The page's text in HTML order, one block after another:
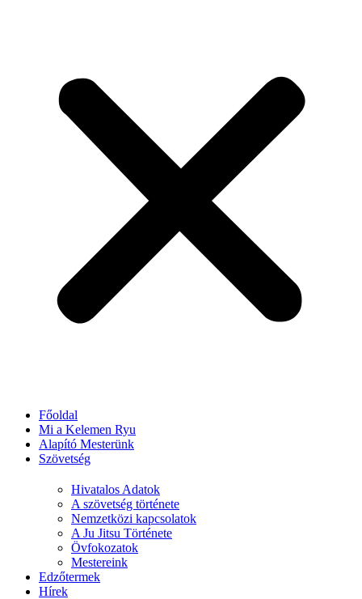
Főoldal
Mi a Kelemen Ryu
Alapító Mesterünk
Szövetség
Hivatalos Adatok
A szövetség története
Nemzetközi kapcsolatok
A Ju Jitsu Története
Övfokozatok
Mestereink
Edzőtermek
Hírek